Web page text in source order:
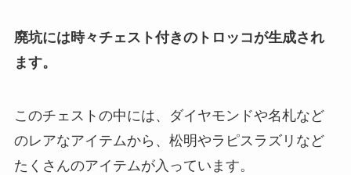
廃坑には時々チェスト付きのトロッコが生成され
ます。
このチェストの中には、ダイヤモンドや名札など
のレアなアイテムから、松明やラピスラズリなど
たくさんのアイテムが入っています。